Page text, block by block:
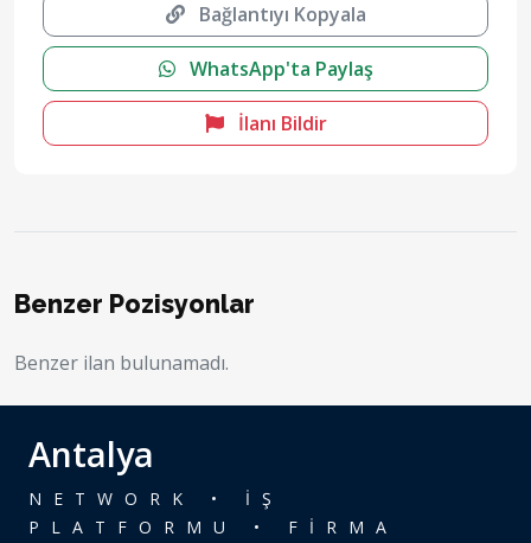
Bağlantıyı Kopyala
WhatsApp'ta Paylaş
İlanı Bildir
Benzer Pozisyonlar
Benzer ilan bulunamadı.
Antalya
NETWORK • İŞ
PLATFORMU • FİRMA